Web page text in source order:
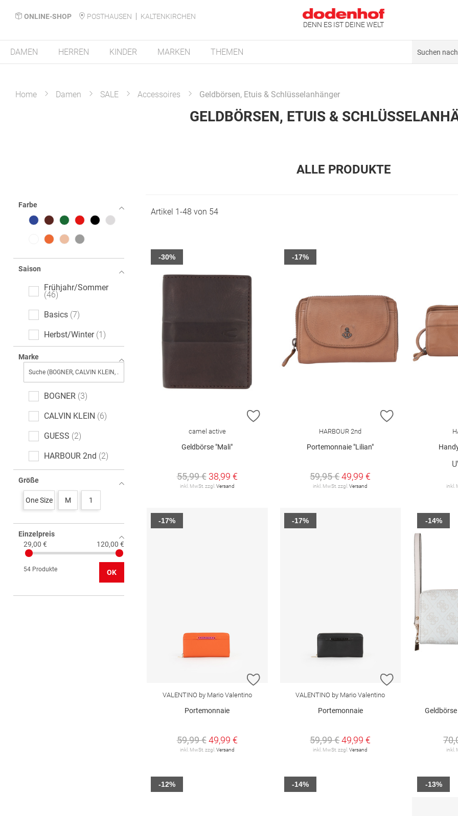
ONLINE-SHOP POSTHAUSEN
KALTENKIRCHEN
DENN ES IST DEINE WELT
DAMEN HERREN KINDER MARKEN THEMEN
Home Damen SALE Accessoires Geldbörsen, Etuis & Schlüsselanhänger
GELDBÖRSEN, ETUIS &
ALLE PRODUKTE
Farbe
Saison
Frühjahr/Sommer
46
Basics 7
Herbst/Winter 1
Marke
BOGNER 3
CALVIN KLEIN 6
GUESS 2
HARBOUR 2nd 2
JOOP!
LIEBESKIND
MAITRE 3
Tommy Hilfiger 4
Größe
One Size M 1
Einzelpreis
29,00 €
120,00 €
54 Produkte OK
Artikel 1-48 von 54
ZUR WUNSCHLISTE HINZUFÜGEN
camel active
Geldbörse "Mali"
55,99 € 38,99 €
inkl. MwSt. zzgl. Versand
-30%
ZUR
HARBOUR 2nd
Portemonnaie "Lilian"
59,95 €49,99 €
inkl. MwSt. zzgl.Versand
-17%
inkl.
ZUR WUNSCHLISTE HINZUFÜGEN
VALENTINO by Mario Valentino
Portemonnaie
59,99 € 49,99 €
inkl. MwSt. zzgl. Versand
-17%
ZUR
VALENTINO by Mario Valentino
Portemonnaie
59,99 €49,99 €
inkl. MwSt. zzgl.Versand
-17%
inkl.
-14%
-12% -14% -13%